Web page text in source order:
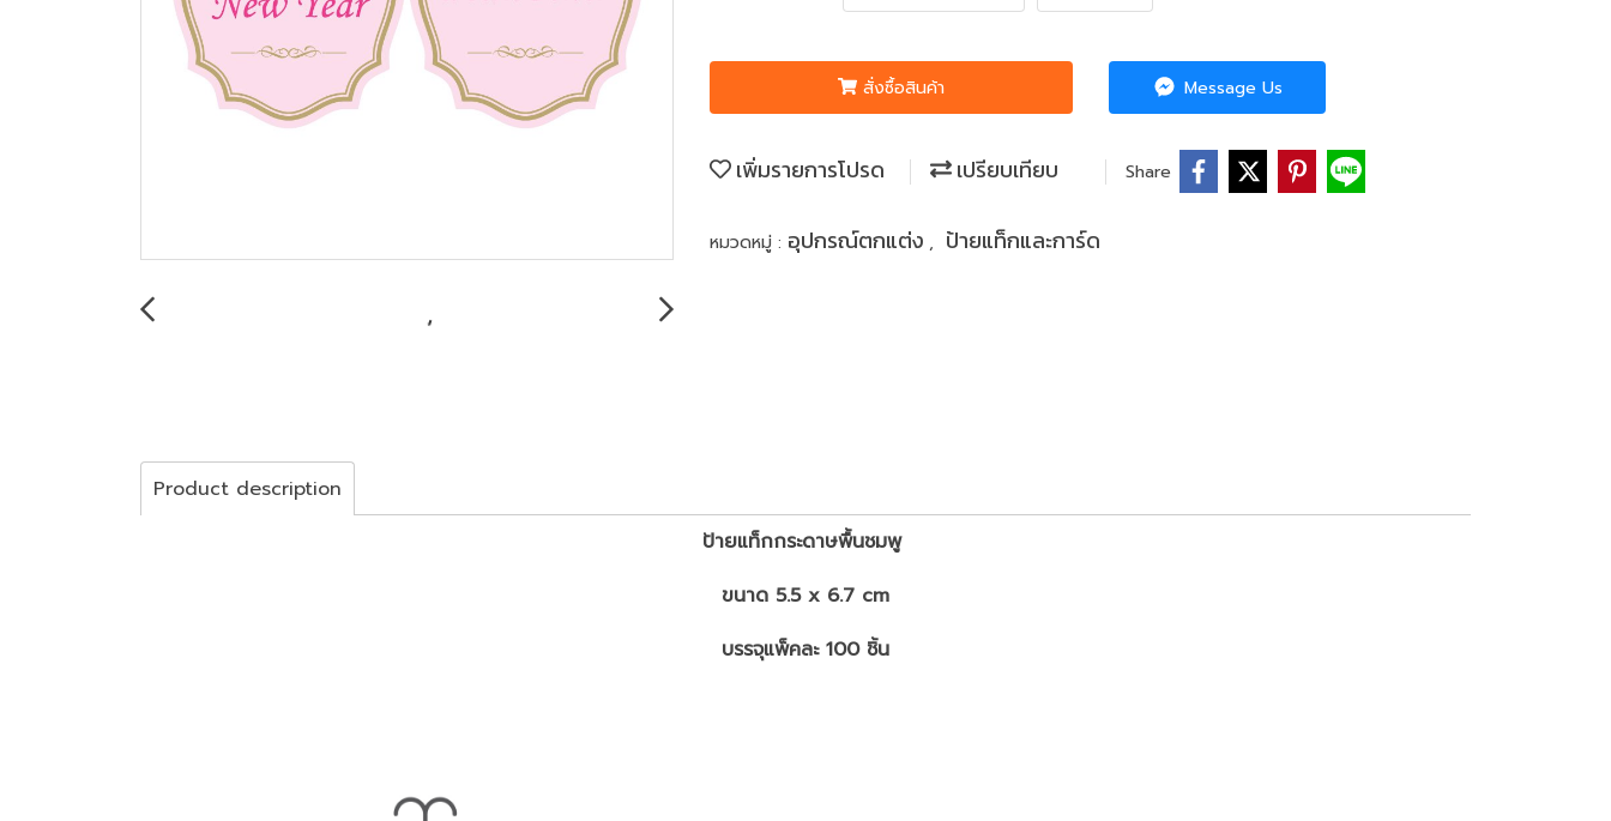
สั่งซื้อสินค้า Message Us
เพิ่มรายการโปรด เปรียบเทียบ Share
หมวดหมู่ : อุปกรณ์ตกแต่ง , ป้ายแท็กและการ์ด
Product description
ป้ายแท็กกระดาษพื้นชมพู
ขนาด 5.5 x 6.7 cm
บรรจุแพ็คละ 100 ชิ้น